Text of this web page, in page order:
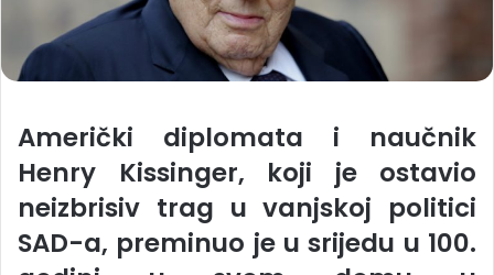
Američki diplomata i naučnik
Henry Kissinger, koji je ostavio
neizbrisiv trag u vanjskoj politici
SAD-a, preminuo je u srijedu u 100.